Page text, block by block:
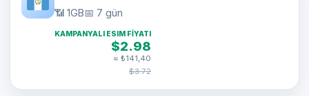
📶 1GB📅 7 gün
KAMPANYALI ESIM FIYATI
$2.98
≈ ₺141,40
$3.72